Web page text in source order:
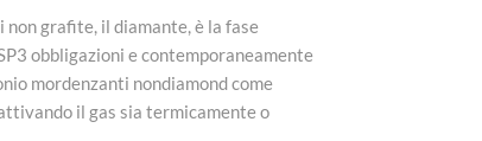
grafite, il diamante, è la fase
obbligazioni e contemporaneamente
mordenzanti nondiamond come
il gas sia termicamente o